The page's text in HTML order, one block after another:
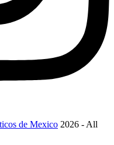
de Mexico 2026 - All